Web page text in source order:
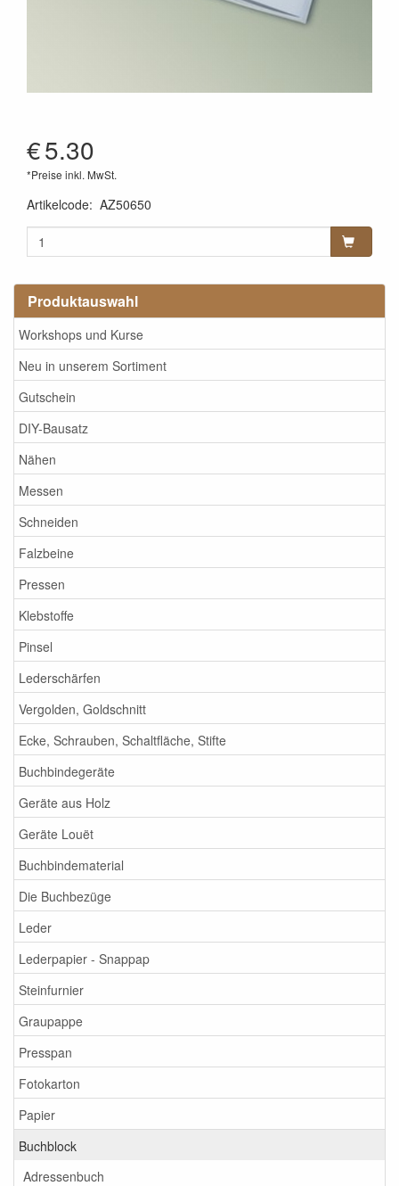
Produktauswahl
Workshops und Kurse
Neu in unserem Sortiment
Gutschein
DIY-Bausatz
Nähen
Messen
Schneiden
Falzbeine
Pressen
Klebstoffe
Pinsel
Lederschärfen
Vergolden, Goldschnitt
Ecke, Schrauben, Schaltfläche, Stifte
Buchbindegeräte
Geräte aus Holz
Geräte Louët
Buchbindematerial
Die Buchbezüge
Leder
Lederpapier - Snappap
Steinfurnier
Graupappe
Presspan
Fotokarton
Papier
Buchblock
Adressenbuch
€5.30
*Preise inkl. MwSt.
Artikelcode: AZ50650